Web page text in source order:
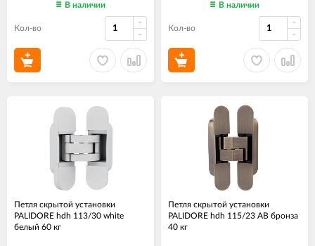
В наличии
Кол-во
В наличии
Кол-во
Петля скрытой установки
PALIDORE hdh 113/30 white
белый 60 кг
Петля скрытой установки
PALIDORE hdh 115/23 AB бронза
40 кг